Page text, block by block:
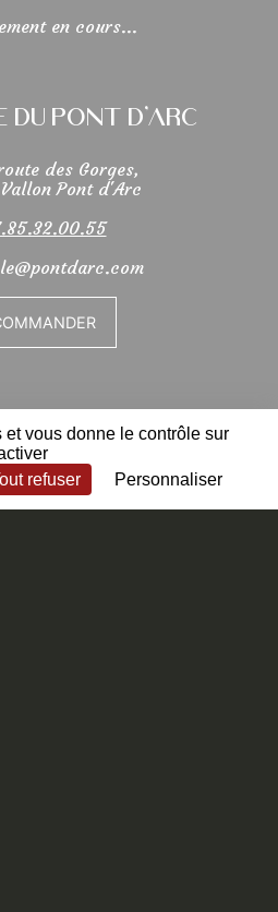
en cours...
du Pont d'Arc
des Gorges,
Pont d'Arc
vous donne le contrôle sur
refuser Personnaliser